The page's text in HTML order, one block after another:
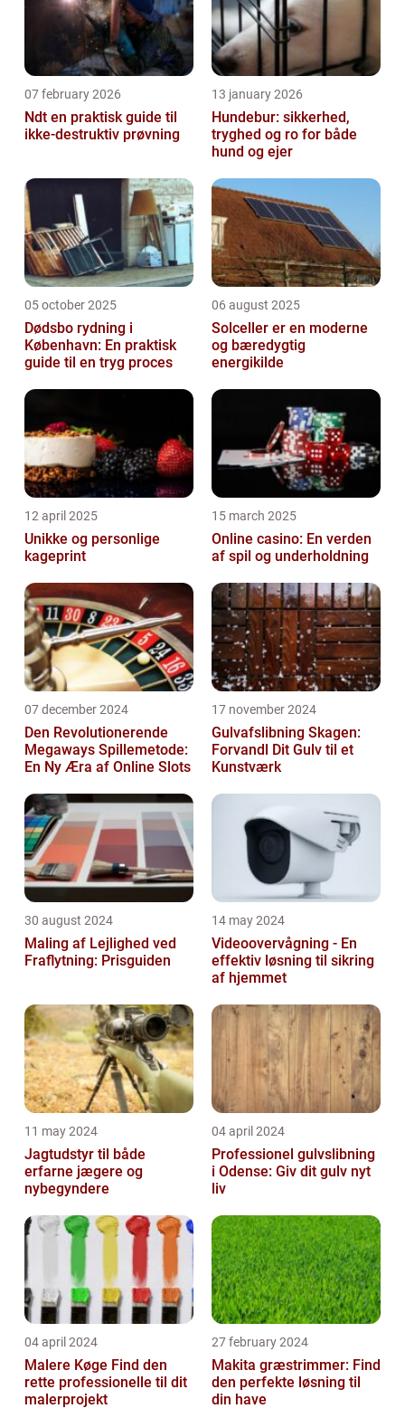
07 february 2026
Ndt en praktisk guide til
ikke-destruktiv prøvning
13 january 2026
Hundebur: sikkerhed,
tryghed og ro for både
hund og ejer
05 october 2025
Dødsbo rydning i
København: En praktisk
guide til en tryg proces
06 august 2025
Solceller er en moderne
og bæredygtig
energikilde
12 april 2025
Unikke og personlige
kageprint
15 march 2025
Online casino: En verden
af spil og underholdning
07 december 2024
Den Revolutionerende
Megaways Spillemetode:
En Ny Æra af Online Slots
17 november 2024
Gulvafslibning Skagen:
Forvandl Dit Gulv til et
Kunstværk
30 august 2024
Maling af Lejlighed ved
Fraflytning: Prisguiden
14 may 2024
Videoovervågning - En
effektiv løsning til sikring
af hjemmet
11 may 2024
Jagtudstyr til både
erfarne jægere og
nybegyndere
04 april 2024
Professionel gulvslibning
i Odense: Giv dit gulv nyt
liv
04 april 2024
Malere Køge Find den
rette professionelle til dit
malerprojekt
27 february 2024
Makita græstrimmer: Find
den perfekte løsning til
din have